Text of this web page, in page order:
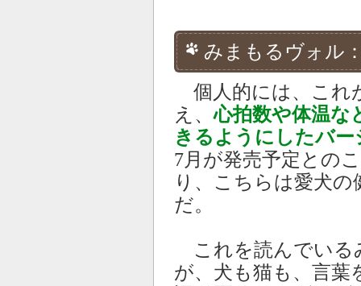
みまもるヴォル
個人的には、これ
え、心拍数や体温な
きるようにしたバー
7月が発売予定との
り、こちらは愛犬
だ。
これを読んでいる
が、犬も猫も、言葉